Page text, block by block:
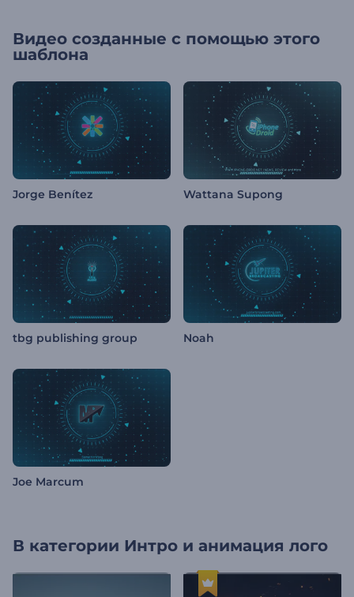
Видео созданные с помощью этого
шаблона
Jorge Benítez Wattana Supong
tbg publishing group Noah
Joe Marcum
В категории Интро и анимация лого